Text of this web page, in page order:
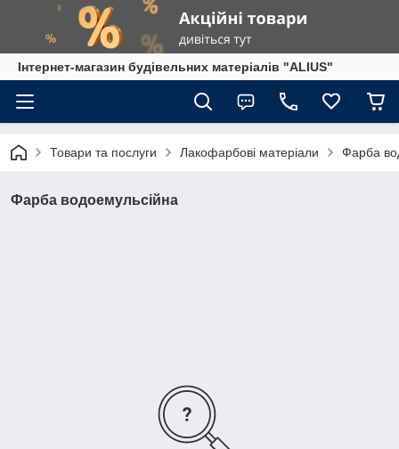
Інтернет-магазин будівельних матеріалів "ALIUS"
Товари та послуги Лакофарбові матеріали Фарба
Фарба водоемульсійна